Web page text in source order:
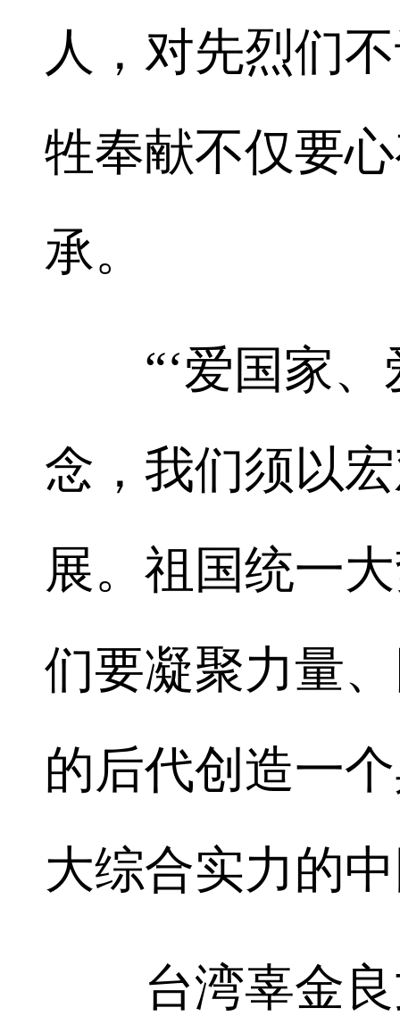
人，对先烈们
牲奉献不仅要
承。
“‘爱国家、
念，我们须以
展。祖国统一
们要凝聚力量
的后代创造一
大综合实力的
台湾辜金良